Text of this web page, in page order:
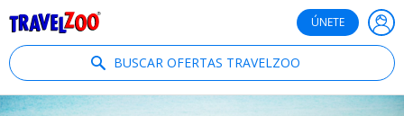
ÚNETE
BUSCAR OFERTAS TRAVELZOO